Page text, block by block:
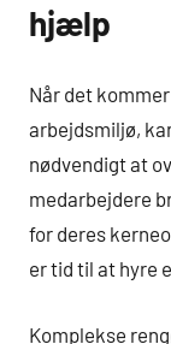
hjælp
Når det
arbejdsmiljø,
nødvendigt at
medarbejdere
for deres
er tid til at hyre
Komplekse